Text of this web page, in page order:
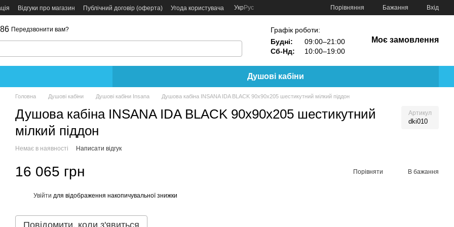
Відгуки про магазин Публічний договір (оферта) Угода користувача УкрРус Порівняння Бажання Вхід
Передзвонити вам?
Графік роботи:
Будні:
09:00–21:00
Сб-Нд:
10:00–19:00
Моє замовлення
Душові кабіни
Головна Душові кабіни Душові кабіни Insana Душова кабіна INSANA IDA BLACK 90х90х205 шестикутний мілкий піддон
Душова кабіна INSANA IDA BLACK 90х90х205 шестикутний
мілкий піддон
Артикул
dki010
Немає в наявності Написати відгук
16 065 грн Порівняти В бажання
Увійти для відображення накопичувальної знижки
Повідомити, коли з'явиться